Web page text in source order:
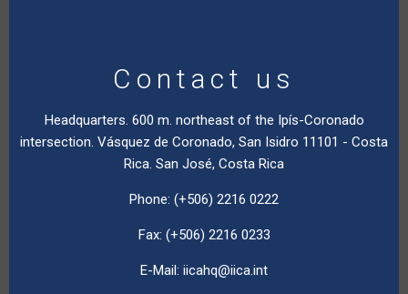
Contact us
Headquarters. 600 m. northeast of the Ipís-Coronado
intersection. Vásquez de Coronado, San Isidro 11101 - Costa
Rica. San José, Costa Rica
Phone: (+506) 2216 0222
Fax: (+506) 2216 0233
E-Mail: iicahq@iica.int